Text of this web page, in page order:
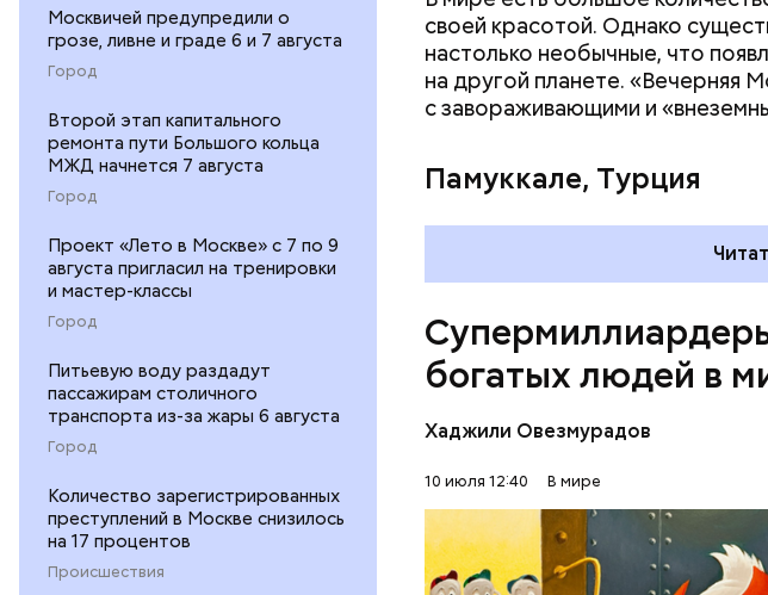
Москвичей предупредили о
грозе, ливне и граде 6 и 7 августа
Город
Второй этап капитального
ремонта пути Большого кольца
МЖД начнется 7 августа
Город
Проект «Лето в Москве» с 7 по 9
августа пригласил на тренировки
и мастер-классы
Город
Питьевую воду раздадут
пассажирам столичного
транспорта из-за жары 6 августа
Город
Количество зарегистрированных
преступлений в Москве снизилось
на 17 процентов
Происшествия
своей красотой. Однако
настолько необычные, что
на другой планете. «Вечерняя
с завораживающими и
Памуккале, Турция
богатых людей в
Хаджили Овезмурадов
10 июля 12:40 В мире
Амансио Ортега — испанский
магазине и сумел построить
Первоначально это была сеть
делала качественную и
БОГАТСТВО БИЗНЕС